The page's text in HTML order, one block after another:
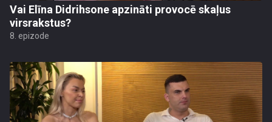
Vai Elīna Didrihsone apzināti provocē skaļus
virsrakstus?
8. epizode